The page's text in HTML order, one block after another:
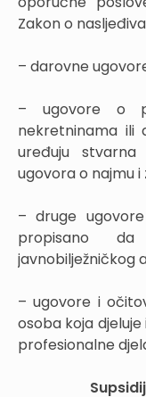
Zakon o
– darovne
– ugovore o
nekretninama ili
uređuju
ugovora o najmu
– druge
propisano
javnobilježničkog
– ugovore i
osoba koja
profesionalne